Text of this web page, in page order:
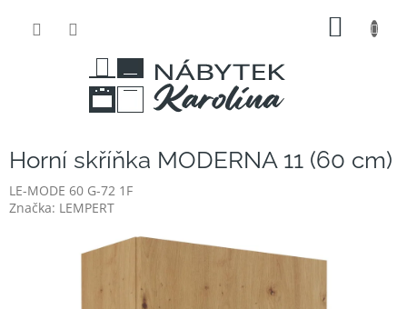
Horní skříňka MODERNA 11 (60 cm)
LE-MODE 60 G-72 1F
Značka: LEMPERT